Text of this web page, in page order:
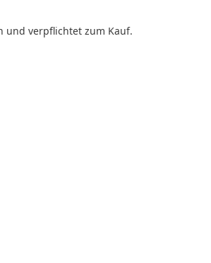
und verpflichtet zum Kauf.